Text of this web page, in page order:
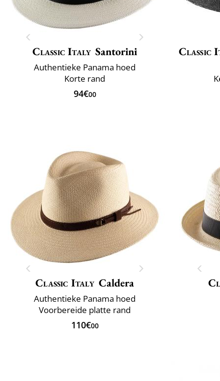
Classic Italy Santorini
Authentieke Panama hoed
Korte rand
94€00
Classic
Classic Italy Caldera
Authentieke Panama hoed
Voorbereide platte rand
110€00